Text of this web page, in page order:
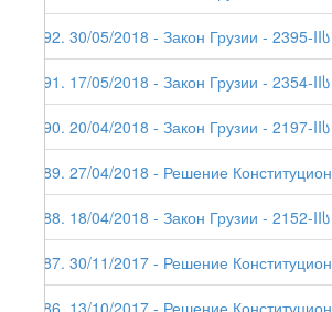
192. 30/05/2018 - Закон Грузии - 2395-
191. 17/05/2018 - Закон Грузии - 2354-
190. 20/04/2018 - Закон Грузии - 2197-
189. 27/04/2018 - Решение
188. 18/04/2018 - Закон Грузии - 2152-
187. 30/11/2017 - Решение